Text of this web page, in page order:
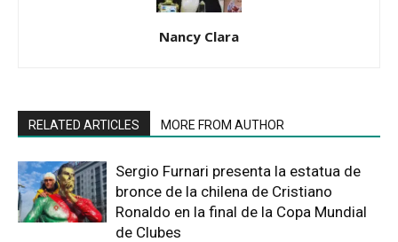
Nancy Clara
RELATED ARTICLES MORE FROM AUTHOR
Sergio Furnari presenta la estatua de
bronce de la chilena de Cristiano
Ronaldo en la final de la Copa Mundial
de Clubes